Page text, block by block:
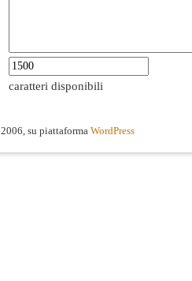
caratteri disponibili
2006, su piattaforma WordPress